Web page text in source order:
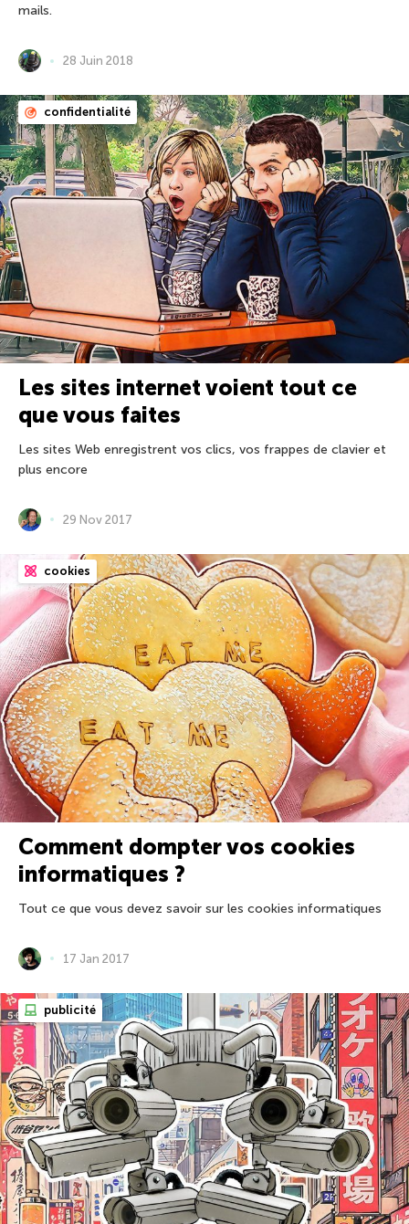
mails.
28 Juin 2018
confidentialité
Les sites internet voient tout ce
que vous faites
Les sites Web enregistrent vos clics, vos frappes de clavier et
plus encore
29 Nov 2017
cookies
Comment dompter vos cookies
informatiques ?
Tout ce que vous devez savoir sur les cookies informatiques
17 Jan 2017
publicité